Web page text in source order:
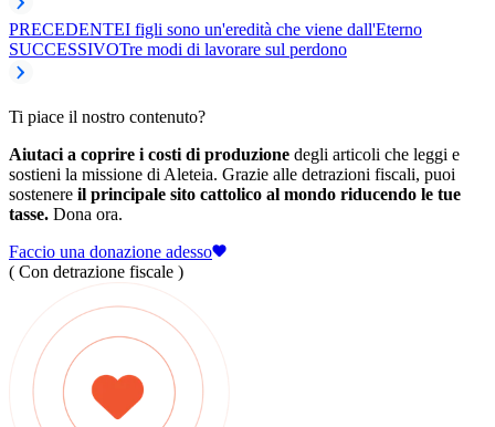
PRECEDENTEI figli sono un'eredità che viene dall'Eterno
SUCCESSIVOTre modi di lavorare sul perdono
Ti piace il nostro contenuto?
Aiutaci a coprire i costi di produzione degli articoli che leggi e
sostieni la missione di Aleteia. Grazie alle detrazioni fiscali, puoi
sostenere il principale sito cattolico al mondo riducendo le tue
tasse. Dona ora.
Faccio una donazione adesso
( Con detrazione fiscale )